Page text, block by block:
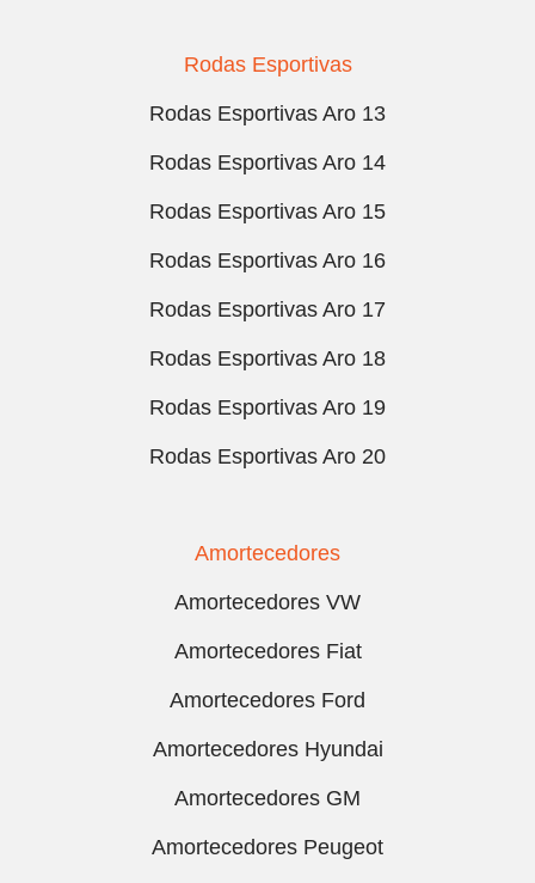
Rodas Esportivas
Rodas Esportivas Aro 13
Rodas Esportivas Aro 14
Rodas Esportivas Aro 15
Rodas Esportivas Aro 16
Rodas Esportivas Aro 17
Rodas Esportivas Aro 18
Rodas Esportivas Aro 19
Rodas Esportivas Aro 20
Amortecedores
Amortecedores VW
Amortecedores Fiat
Amortecedores Ford
Amortecedores Hyundai
Amortecedores GM
Amortecedores Peugeot